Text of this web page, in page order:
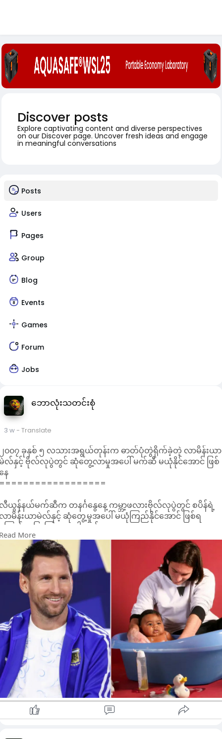
Discover posts
Explore captivating content and diverse perspectives
on our Discover page. Uncover fresh ideas and engage
in meaningful conversations
Posts
Users
Pages
Group
Blog
Events
Games
Forum
Jobs
ဘောလုံးသတင်းစုံ
3 w- Translate
၀၀၇ ခုနှစ် ၅ လသားအရွယ်တုန်းက ဓာတ်ပုံတွဲရိုက်ခဲ့တဲ့ လာမိန်းယာ
လ်နှင့် ဗိုလ်လုပွဲတွင် ဆုံတွေ့လာမှုအပေါ် မက်ဆီ မယုံနိုင်အောင် ဖြစ်
ေ
ယွန်နယ်မက်ဆီက တနင်္ဂနွေနေ့ ကမ္ဘာ့ဖလားဗိုလ်လုပွဲတွင် စပိန်ရဲ့
ာမိန်းယာမဲလ်နှင့် ဆုံတွေ့မှုအပေါ် မယုံကြည်နိုင်အောင် ဖြစ်ရ
ြောင်း ပြောကြားလာပါတယ်။
ာမိန်းယာမဲလ်ဟာ ငါးလသားအရွယ်တုန်းက ထိုစဉ်တုန်းက ဘာစီ
နာပါရမီရှင် လီယွန်နယ်မက်ဆီနှင့် ဓာတ်ပုံတွဲရိုက်ခွင့် ရရှိခဲ့ပါတယ်။
၀၀၇ ခုနှစ်တုန်းက ဘာစီလိုနာရဲ့ ပရဟိတဓာတ်ပုံရိုက်ကူးခွင့်
စီအစဉ်တွင် လာမိန်းယာမဲလ်ရဲ့မိဘများက ရိုက်ကူးခွင့် ရရှိသွားပြီး
ောက် အသက် ၂၀ နှစ်ရှိ မက်ဆီမှာ ထိုစဉ်တုန်းက ၅ လသားအရွယ်
ာမိန်းယာမဲလ်နှင့် ဓာတ်ပုံရိုက်ခဲ့ရပါတယ်။
ယူးယောက်တွင် ပြုလုပ်တဲ့ သတင်းစာရှင်းလင်းပွဲတွင် NFL ဂန္ထဝင်
မ်ဘရာဒီက ယင်းဓာတ်ပုံများ အလွန်တိကျတဲ့ ဟောကိန်းများ
ြစ်ကြောင်း ပြောကြားခဲ့ပါတယ်။
က်ဆီကလည်း "ဒီဓာတ်ပုံက အံ့ဩစရာကောင်းတယ်။ ကျွန်တော်တို့
စ်ယောက်လုံး အခု ကမ္ဘာ့ဖလားကစားနေတာက တကယ့်ကို ရူးချင်
ရာပါ"လို့ ပြောကြားသွားပါတယ်။
ာမိန်းယာမဲလ်ဟာ အသက် ၁၅ နှစ်အရွယ်မှာပင် ဘာစီလိုနာအတွက်
ထမဆုံးပွဲ ကစားခွင့် ရရှိပြီး နူးကမ့်တွင် မက်ဆီရဲ့ ကျောနံပါတ် ၁၀
ဆက်ခံထားပါတယ်။
ဟာ အသက် ၁၉ နှစ်အရွယ်မှာပင် စပိန်ကို ယူရို ၂၀၂၄ ချန်ပီယံဖြ
ောင် ကူညီခဲ့ပါတယ်။
More